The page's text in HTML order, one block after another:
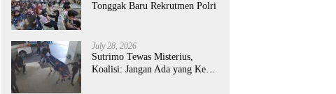
Tonggak Baru Rekrutmen Polri
July 28, 2026
Sutrimo Tewas Misterius,
Koalisi: Jangan Ada yang Kebal